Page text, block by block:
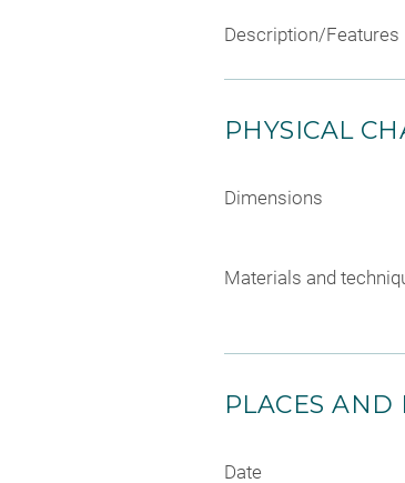
Description/Features
PHYSICAL
Dimensions
Materials and
PLACES AND
Date